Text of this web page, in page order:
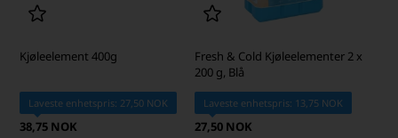
Kjøleelement 400g
Laveste enhetspris: 27,50 NOK
38,75 NOK
Fresh & Cold Kjøleelementer 2 x
200 g, Blå
Laveste enhetspris: 13,75 NOK
27,50 NOK